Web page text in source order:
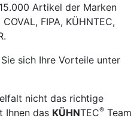
Artikel der Marken
FIPA, KÜHNTEC,
sich Ihre Vorteile unter
nicht das richtige
Ihnen das KÜHNTEC® Team